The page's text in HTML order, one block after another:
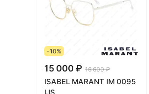
-10%
15 000 ₽ 16 600 ₽
ISABEL MARANT IM 0095